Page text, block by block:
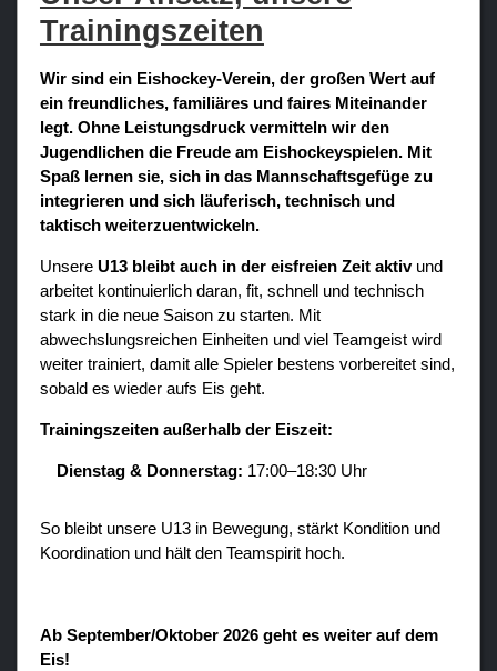
Verein
Sponsoren / Partner
Fanzone
Trainingszeiten
Wir sind ein Eishockey-Verein, der großen Wert auf
ein freundliches, familiäres und faires Miteinander
legt. Ohne Leistungsdruck vermitteln wir den
Jugendlichen die Freude am Eishockeyspielen. Mit
Spaß lernen sie, sich in das Mannschaftsgefüge zu
integrieren und sich läuferisch, technisch und
taktisch weiterzuentwickeln.
Unsere U13 bleibt auch in der eisfreien Zeit aktivund
arbeitet kontinuierlich daran, fit, schnell und technisch
stark in die neue Saison zu starten. Mit
abwechslungsreichen Einheiten und viel Teamgeist wird
weiter trainiert, damit alle Spieler bestens vorbereitet sind,
sobald es wieder aufs Eis geht.
Trainingszeiten außerhalb der Eiszeit:
Dienstag & Donnerstag: 17:00–18:30 Uhr
So bleibt unsere U13 in Bewegung, stärkt Kondition und
Koordination und hält den Teamspirit hoch.
Ab September/Oktober 2026 geht es weiter auf dem
Eis!